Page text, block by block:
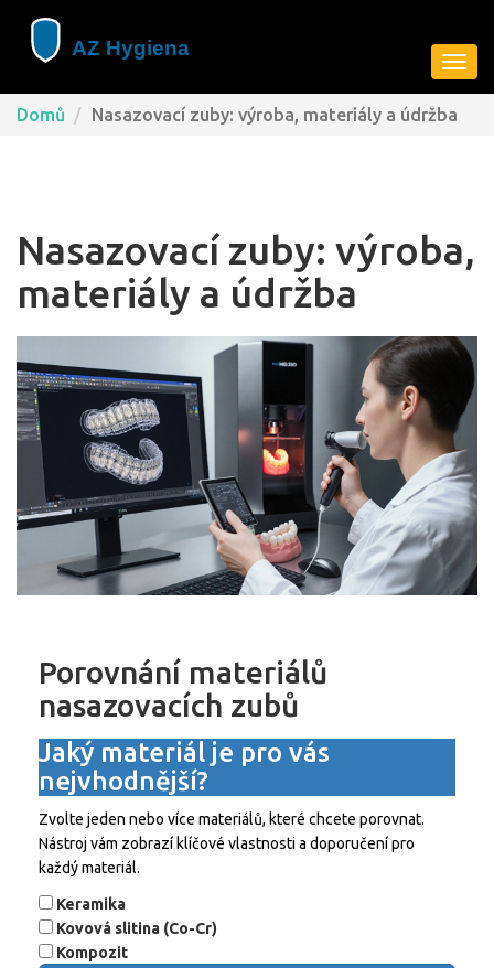
Domů Nasazovací zuby: výroba, materiály a údržba
Nasazovací zuby: výroba,
materiály a údržba
Porovnání materiálů
nasazovacích zubů
Jaký materiál je pro vás
nejvhodnější?
Zvolte jeden nebo více materiálů, které chcete porovnat.
Nástroj vám zobrazí klíčové vlastnosti a doporučení pro
každý materiál.
Keramika
Kovová slitina (Co-Cr)
Kompozit